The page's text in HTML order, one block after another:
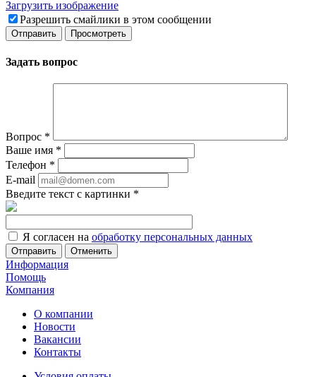
Загрузить изображение
Разрешить смайлики в этом сообщении
Задать вопрос
Вопрос *
Ваше имя *
Телефон *
E-mail
Введите текст с картинки *
Я согласен на обработку персональных данных
Отменить
Информация
Помощь
Компания
О компании
Новости
Вакансии
Контакты